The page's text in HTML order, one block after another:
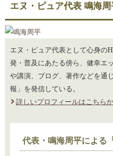
2025.06.02 こころとからだの健幸
は、住所不定の著述家』を掲載しまし
2025.05.08 こころとからだの健幸タ
2025.05.01 こころとからだの健幸
まえは、いちばん短（身近）いラブレ
2025.04.02 こころとからだの健幸タ
ぼーっと、空を眺める』を更新しまし
2025.03.05 こころとからだの健幸タ
エヌ・ピュア代表 鳴海
エヌ・ピュア代表として心身の
発・普及にあたる傍ら、健幸エ
や講演、ブログ、著作などを通
報」を発信している。
詳しいプロフィールはこちらか
代表・鳴海周平による